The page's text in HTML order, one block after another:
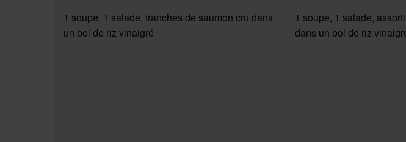
1 soupe, 1 salade, tranches de saumon cru dans
un bol de riz vinaigré
1 soupe, 1 salade,
dans un bol de riz